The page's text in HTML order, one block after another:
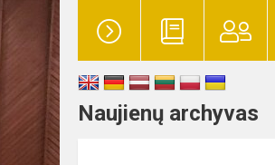
Naujienų archyvas